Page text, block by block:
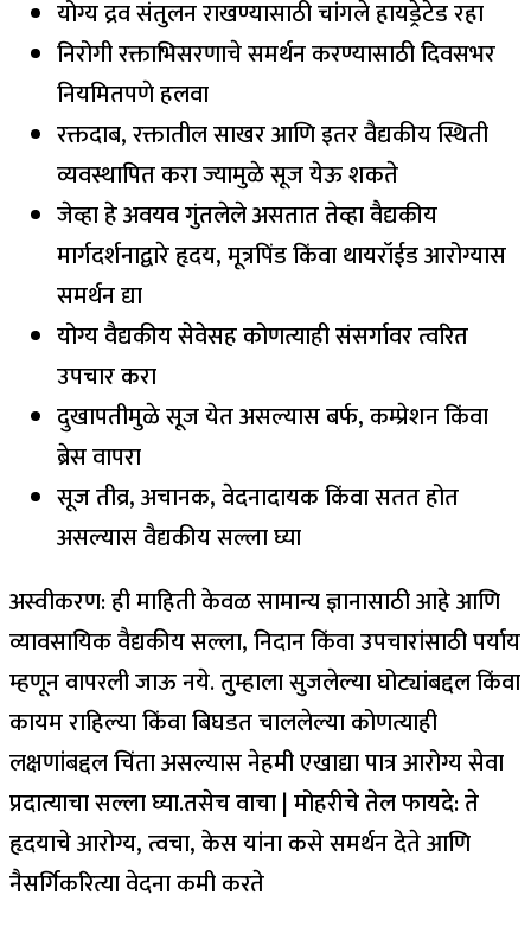
योग्य द्रव संतुलन राखण्यासाठी चांगले हायड्रेटेड रहा
निरोगी रक्ताभिसरणाचे समर्थन करण्यासाठी दिवसभर
नियमितपणे हलवा
रक्तदाब, रक्तातील साखर आणि इतर वैद्यकीय स्थिती
व्यवस्थापित करा ज्यामुळे सूज येऊ शकते
जेव्हा हे अवयव गुंतलेले असतात तेव्हा वैद्यकीय
मार्गदर्शनाद्वारे हृदय, मूत्रपिंड किंवा थायरॉईड आरोग्यास
समर्थन द्या
योग्य वैद्यकीय सेवेसह कोणत्याही संसर्गावर त्वरित
उपचार करा
दुखापतीमुळे सूज येत असल्यास बर्फ, कम्प्रेशन किंवा
ब्रेस वापरा
सूज तीव्र, अचानक, वेदनादायक किंवा सतत होत
असल्यास वैद्यकीय सल्ला घ्या
अस्वीकरण: ही माहिती केवळ सामान्य ज्ञानासाठी आहे आणि
व्यावसायिक वैद्यकीय सल्ला, निदान किंवा उपचारांसाठी पर्याय
म्हणून वापरली जाऊ नये. तुम्हाला सुजलेल्या घोट्यांबद्दल किंवा
कायम राहिल्या किंवा बिघडत चाललेल्या कोणत्याही
लक्षणांबद्दल चिंता असल्यास नेहमी एखाद्या पात्र आरोग्य सेवा
प्रदात्याचा सल्ला घ्या.तसेच वाचा |मोहरीचे तेल फायदे: ते
हृदयाचे आरोग्य, त्वचा, केस यांना कसे समर्थन देते आणि
नैसर्गिकरित्या वेदना कमी करते